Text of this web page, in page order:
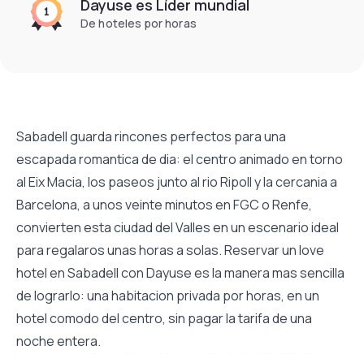
Dayuse es Líder mundial
De hoteles por horas
Sabadell guarda rincones perfectos para una
escapada romantica de dia: el centro animado en torno
al Eix Macia, los paseos junto al rio Ripoll y la cercania a
Barcelona, a unos veinte minutos en FGC o Renfe,
convierten esta ciudad del Valles en un escenario ideal
para regalaros unas horas a solas. Reservar un love
hotel en Sabadell con Dayuse es la manera mas sencilla
de lograrlo: una habitacion privada por horas, en un
hotel comodo del centro, sin pagar la tarifa de una
noche entera.